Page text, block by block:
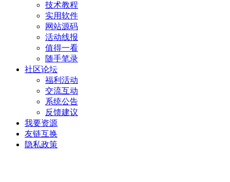
技术教程
实用软件
网站源码
活动线报
值得一看
随手笔录
社区论坛
福利活动
交流互动
系统公告
反馈建议
我要资源
友链互换
隐私政策